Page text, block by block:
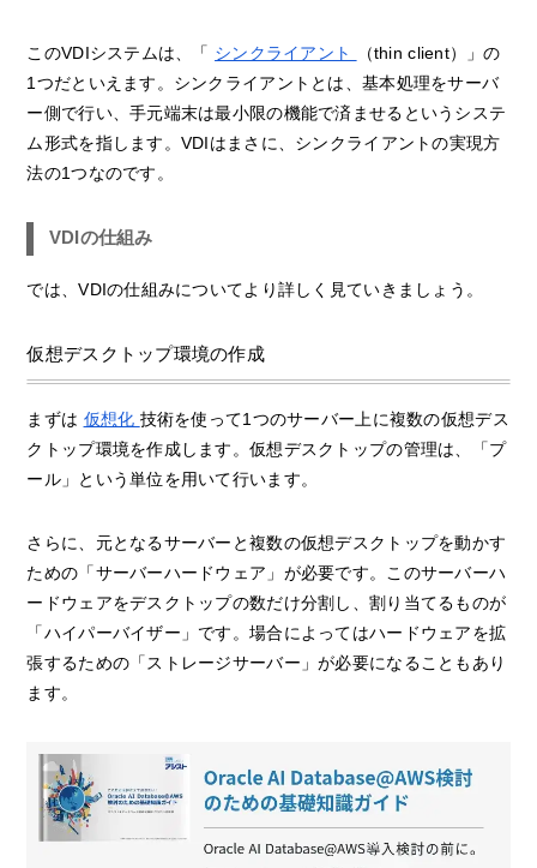
このVDIシステムは、「 シンクライアント
（thin client）」の
1つだといえます。シンクライアントとは、基本処理をサーバ
ー側で行い、手元端末は最小限の機能で済ませるというシステ
ム形式を指します。VDIはまさに、シンクライアントの実現方
法の1つなのです。
VDIの仕組み
では、VDIの仕組みについてより詳しく見ていきましょう。
仮想デスクトップ環境の作成
まずは 仮想化 技術を使って1つのサーバー上に複数の仮想デス
クトップ環境を作成します。仮想デスクトップの管理は、「プ
ール」という単位を用いて行います。
さらに、元となるサーバーと複数の仮想デスクトップを動かす
ための「サーバーハードウェア」が必要です。このサーバーハ
ードウェアをデスクトップの数だけ分割し、割り当てるものが
「ハイパーバイザー」です。場合によってはハードウェアを拡
張するための「ストレージサーバー」が必要になることもあり
ます。